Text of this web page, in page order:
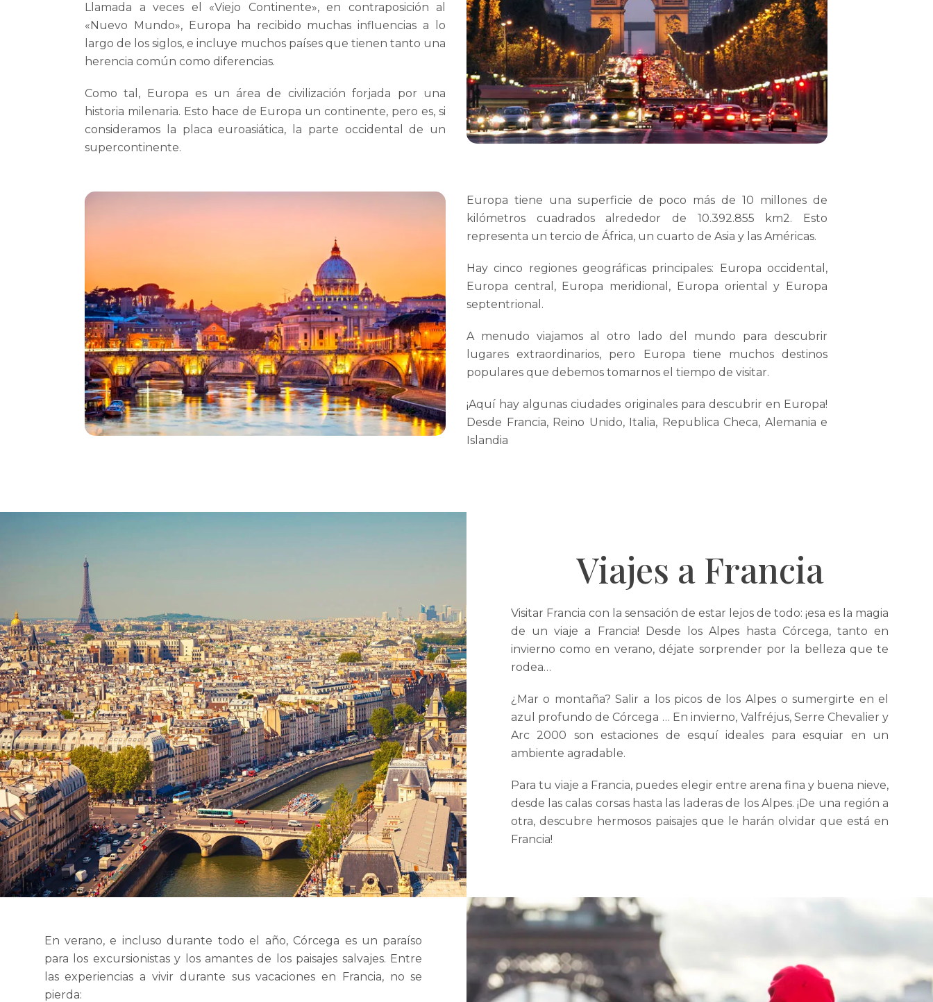
Llamada a veces el «Viejo Continente», en contraposición al
«Nuevo Mundo», Europa ha recibido muchas influencias a lo
largo de los siglos, e incluye muchos países que tienen tanto una
herencia común como diferencias.
Como tal, Europa es un área de civilización forjada por una
historia milenaria. Esto hace de Europa un continente, pero es, si
consideramos la placa euroasiática, la parte occidental de un
supercontinente.
Europa tiene una superficie de poco más de 10 millones de
kilómetros cuadrados alrededor de 10.392.855 km2. Esto
representa un tercio de África, un cuarto de Asia y las Américas.
Hay cinco regiones geográficas principales: Europa occidental,
Europa central, Europa meridional, Europa oriental y Europa
septentrional.
A menudo viajamos al otro lado del mundo para descubrir
lugares extraordinarios, pero Europa tiene muchos destinos
populares que debemos tomarnos el tiempo de visitar.
¡Aquí hay algunas ciudades originales para descubrir en Europa!
Desde Francia, Reino Unido, Italia, Republica Checa, Alemania e
Islandia
Viajes a Francia
Visitar Francia con la sensación de estar lejos de todo: ¡esa es la magia
de un viaje a Francia! Desde los Alpes hasta Córcega, tanto en
invierno como en verano, déjate sorprender por la belleza que te
rodea…
¿Mar o montaña? Salir a los picos de los Alpes o sumergirte en el
azul profundo de Córcega … En invierno, Valfréjus, Serre Chevalier y
Arc 2000 son estaciones de esquí ideales para esquiar en un
ambiente agradable.
Para tu viaje a Francia, puedes elegir entre arena fina y buena nieve,
desde las calas corsas hasta las laderas de los Alpes. ¡De una región a
otra, descubre hermosos paisajes que le harán olvidar que está en
Francia!
En verano, e incluso durante todo el año, Córcega es un paraíso
para los excursionistas y los amantes de los paisajes salvajes. Entre
las experiencias a vivir durante sus vacaciones en Francia, no se
pierda: